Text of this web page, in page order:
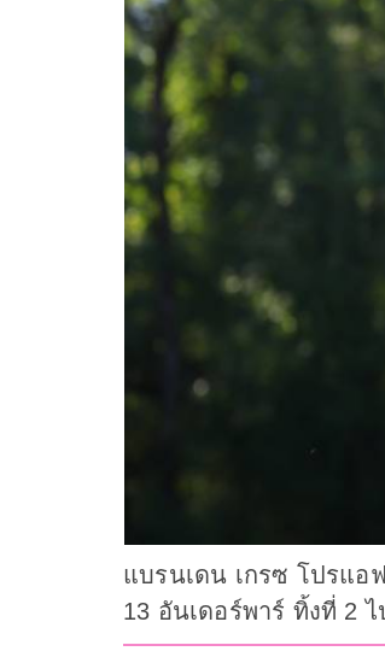
แบรนเดน เกรซ โปรแอ
13 อันเดอร์พาร์ ทิ้งที่ 2